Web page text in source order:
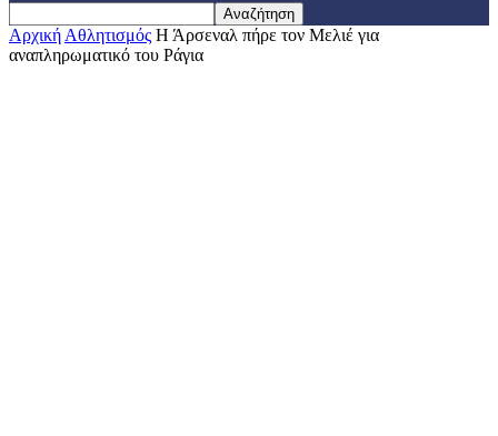
Αρχική Αθλητισμός Η Άρσεναλ πήρε τον Μελιέ για
αναπληρωματικό του Ράγια